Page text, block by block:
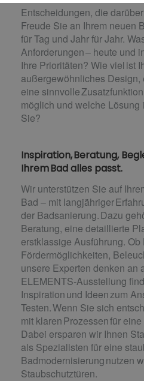
Entscheidungen, die
Freude Sie an Ihrem neuen
für Tag und Jahr für Jahr.
Anforderungen – heute und
Ihre Prioritäten? Wie viel ist
außergewöhnliches Design,
eine sinnvolle
möglich und welche Lösung
Sie?
Inspiration, Beratung,
Ihrem Bad alles passt.
Wir unterstützen Sie auf
Bad – mit langjähriger
der Badsanierung. Dazu
Beratung, eine detaillierte
erstklassige Ausführung. Ob
Fördermöglichkeiten,
unsere Experten denken an
ELEMENTS-Ausstellung
Inspiration und Ideen zum
Testen. Wenn Sie sich
mit klaren Prozessen für
Dabei ersparen wir Ihnen
als Spezialisten für eine
Badmodernisierung nutzen
Staubschutztüren.